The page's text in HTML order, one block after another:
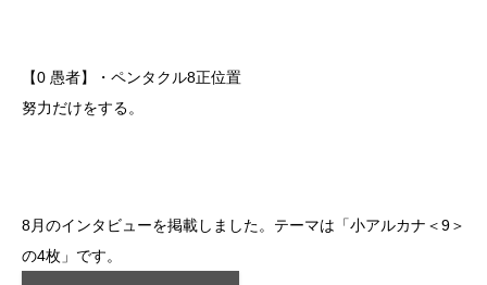
【0 愚者】・ペンタクル8正位置
努力だけをする。
8月のインタビューを掲載しました。テーマは「小アルカナ＜9＞
の4枚」です。